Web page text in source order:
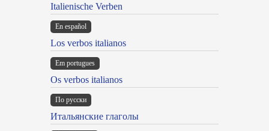
Italienische Verben
En español
Los verbos italianos
Em portugues
Os verbos italianos
По русски
Итальянские глаголы